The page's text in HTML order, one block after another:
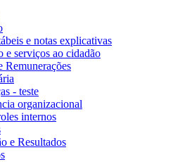
e notas explicativas
e serviços ao cidadão
Remunerações
- teste
organizacional
internos
e Resultados